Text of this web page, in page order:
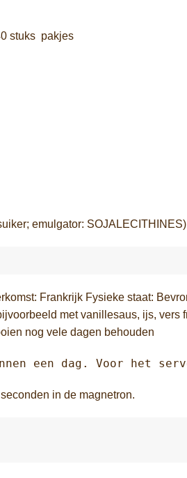
stuks pakjes
emulgator:
Frankrijk Fysieke staat:
met vanillesaus, ijs,
nog vele dagen behouden
een dag. Voor het
in de magnetron.